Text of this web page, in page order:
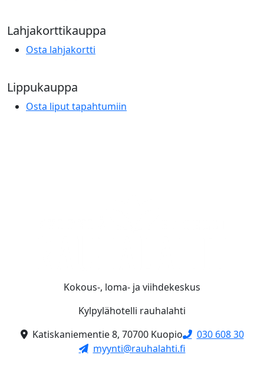
Lahjakorttikauppa
Osta lahjakortti
Lippukauppa
Osta liput tapahtumiin
Kokous-, loma- ja viihdekeskus
Kylpylähotelli rauhalahti
Katiskaniementie 8, 70700 Kuopio
030 608 30
myynti@rauhalahti.fi